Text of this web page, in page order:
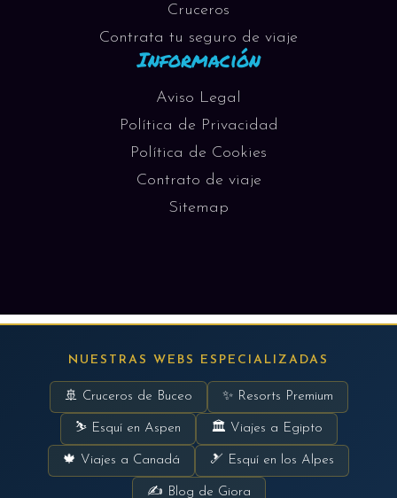
Cruceros
Contrata tu seguro de viaje
Información
Aviso Legal
Política de Privacidad
Política de Cookies
Contrato de viaje
Sitemap
NUESTRAS WEBS ESPECIALIZADAS
🚢 Cruceros de Buceo ✨ Resorts Premium
⛷ Esquí en Aspen 🏛 Viajes a Egipto
🍁 Viajes a Canadá 🎿 Esquí en los Alpes
✍ Blog de Giora